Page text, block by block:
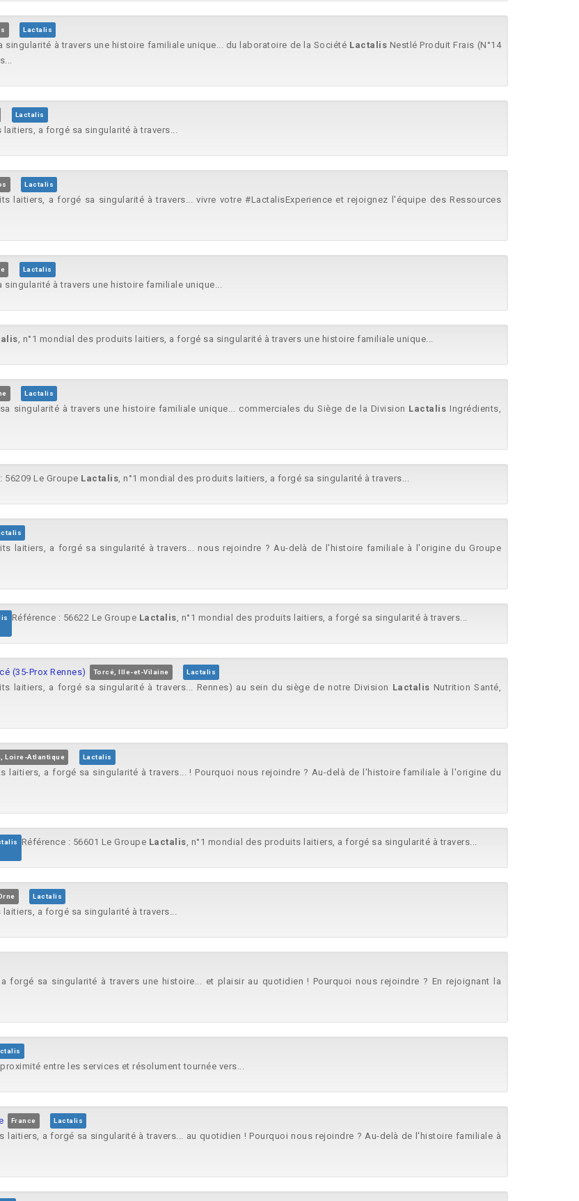
Lactalis
à travers une histoire familiale unique... du laboratoire de la Société Lactalis Nestlé Produit Frais (N°14
Lactalis
a forgé sa singularité à travers...
Lactalis
laitiers, a forgé sa singularité à travers... vivre votre #LactalisExperience et rejoignez l'équipe des Ressources
Lactalis
à travers une histoire familiale unique...
, n°1 mondial des produits laitiers, a forgé sa singularité à travers une histoire familiale unique...
Lactalis
singularité à travers une histoire familiale unique... commerciales du Siège de la Division Lactalis Ingrédients,
56209 Le Groupe Lactalis, n°1 mondial des produits laitiers, a forgé sa singularité à travers...
laitiers, a forgé sa singularité à travers... nous rejoindre ? Au-delà de l'histoire familiale à l'origine du Groupe
Référence : 56622 Le Groupe Lactalis, n°1 mondial des produits laitiers, a forgé sa singularité à travers...
(35-Prox Rennes) Torcé, Ille-et-Vilaine Lactalis
laitiers, a forgé sa singularité à travers... Rennes) au sein du siège de notre Division Lactalis Nutrition Santé,
Loire-Atlantique Lactalis
laitiers, a forgé sa singularité à travers... ! Pourquoi nous rejoindre ? Au-delà de l'histoire familiale à l'origine du
Référence : 56601 Le Groupe Lactalis, n°1 mondial des produits laitiers, a forgé sa singularité à travers...
Lactalis
a forgé sa singularité à travers...
forgé sa singularité à travers une histoire... et plaisir au quotidien ! Pourquoi nous rejoindre ? En rejoignant la
entre les services et résolument tournée vers...
France Lactalis
laitiers, a forgé sa singularité à travers... au quotidien ! Pourquoi nous rejoindre ? Au-delà de l'histoire familiale à